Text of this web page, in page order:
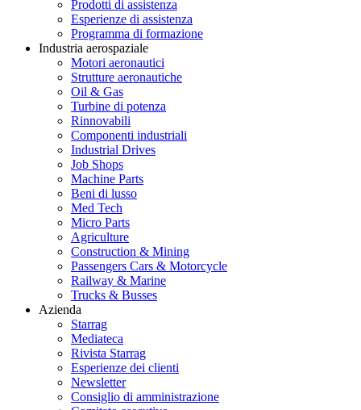
Prodotti di assistenza
Esperienze di assistenza
Programma di formazione
Industria aerospaziale
Motori aeronautici
Strutture aeronautiche
Oil & Gas
Turbine di potenza
Rinnovabili
Componenti industriali
Industrial Drives
Job Shops
Machine Parts
Beni di lusso
Med Tech
Micro Parts
Agriculture
Construction & Mining
Passengers Cars & Motorcycle
Railway & Marine
Trucks & Busses
Azienda
Starrag
Mediateca
Rivista Starrag
Esperienze dei clienti
Newsletter
Consiglio di amministrazione